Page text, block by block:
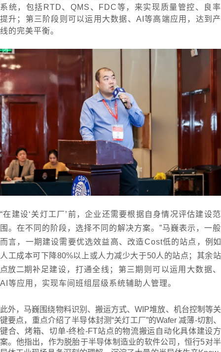
系统，包括RTD、QMS、FDC等，来实现质量管控、良率
提升；第三阶段则可以运用大数据、AI等高端应用，达到产
线的完美平衡。
“在建设‘关灯工厂’前，企业还需要根据自身情况评估建设范
围。在不同的阶段，选择不同的解决方案。”马巍表示，一般
而言，一期建设需要优选效益高、改造Cost低的站点， 例如
人工成本可下降80%以上或人力减少大于50人的站点；其余站
点放二期补足建设，打通全线；第三期则可以运用大数据、
AI等应用，实现车间班组层级系统辅助人管理。
此外，马巍围绕物料识别、搬运方式、WIP堆放、机台控制等关
键要点，重点介绍了半导体封测“关灯工厂”的Wafer 减薄-切割、
键合、烤箱、切单-终检-FT站点的物流搬运自动化具体建设方
案。他指出，作为脱胎于半导体制造业的软件公司，恒行5对半